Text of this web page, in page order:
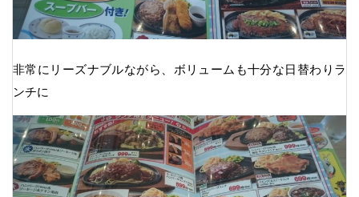
非常にリーズナブルながら、ボリュームも十分な日替わりラ
ンチに